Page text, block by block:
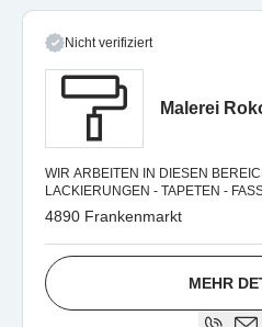
Nicht verifiziert
Malerei
WIR ARBEITEN IN DIESEN
LACKIERUNGEN - TAPETEN -
MALEREI TECHNIK -
4890 Frankenmarkt
MEHR